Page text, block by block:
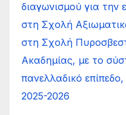
διαγωνισμού για την
στη Σχολή
στη Σχολή
Ακαδημίας, με το
πανελλαδικό
2025-2026